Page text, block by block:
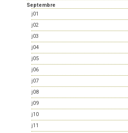
Septembre
j01
j02
j03
j04
j05
j06
j07
j08
j09
j10
j11